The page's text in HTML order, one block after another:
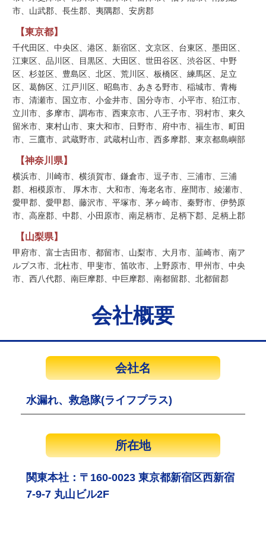
市、山武郡、長生郡、夷隅郡、安房郡
【東京都】
千代田区、中央区、港区、新宿区、文京区、台東区、墨田区、
江東区、品川区、目黒区、大田区、世田谷区、渋谷区、中野
区、杉並区、豊島区、北区、荒川区、板橋区、練馬区、足立
区、葛飾区、江戸川区、昭島市、あきる野市、稲城市、青梅
市、清瀬市、国立市、小金井市、国分寺市、小平市、狛江市、
立川市、多摩市、調布市、西東京市、八王子市、羽村市、東久
留米市、東村山市、東大和市、日野市、府中市、福生市、町田
市、三鷹市、武蔵野市、武蔵村山市、西多摩郡、東京都島嶼部
【神奈川県】
横浜市、川崎市、横須賀市、鎌倉市、逗子市、三浦市、三浦
郡、相模原市、 厚木市、大和市、海老名市、座間市、綾瀬市、
愛甲郡、愛甲郡、藤沢市、平塚市、茅ヶ崎市、秦野市、伊勢原
市、高座郡、中郡、小田原市、南足柄市、足柄下郡、足柄上郡
【山梨県】
甲府市、富士吉田市、都留市、山梨市、大月市、韮崎市、南ア
ルプス市、北杜市、甲斐市、笛吹市、上野原市、甲州市、中央
市、西八代郡、南巨摩郡、中巨摩郡、南都留郡、北都留郡
会社概要
会社名
水漏れ、救急隊(ライフプラス)
所在地
関東本社：〒160-0023 東京都新宿区西新宿
7-9-7 丸山ビル2F